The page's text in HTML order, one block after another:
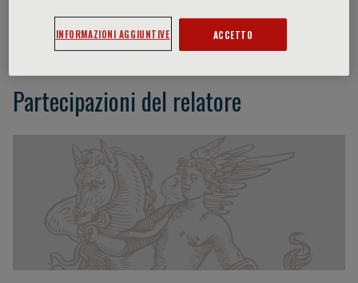
Didier Lardinois
Partecipazioni del relatore
INFORMAZIONI AGGIUNTIVE ACCETTO